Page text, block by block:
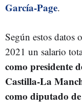
García-Page.
Según estos datos
2021 un salario
como presidente
Castilla-La
como diputado